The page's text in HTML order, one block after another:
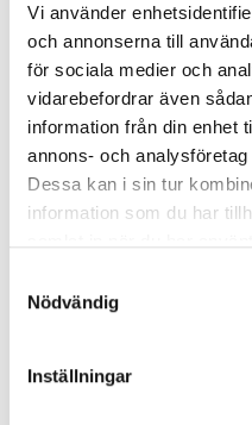
Vi använder
och annonserna till
för sociala medier och
vidarebefordrar även
information från din enhet
annons- och
Dessa kan i sin tur
information som du har
Nödvändig
Inställningar
Bygg och anläggning
Blogginlägg
Nyhet
Övriga nyheter
Nöjda Kunder